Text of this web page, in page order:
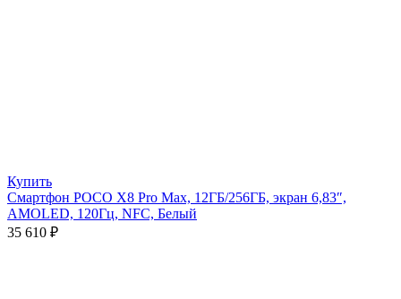
Купить
Смартфон POCO X8 Pro Max, 12ГБ/256ГБ, экран 6,83″,
AMOLED, 120Гц, NFC, Белый
35 610 ₽